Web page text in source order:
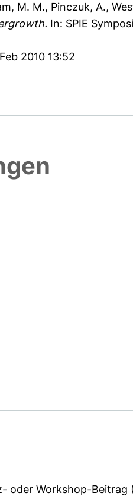
M. M., Pinczuk, A.,
In: SPIE
2010 13:52
oder Workshop-Beitrag